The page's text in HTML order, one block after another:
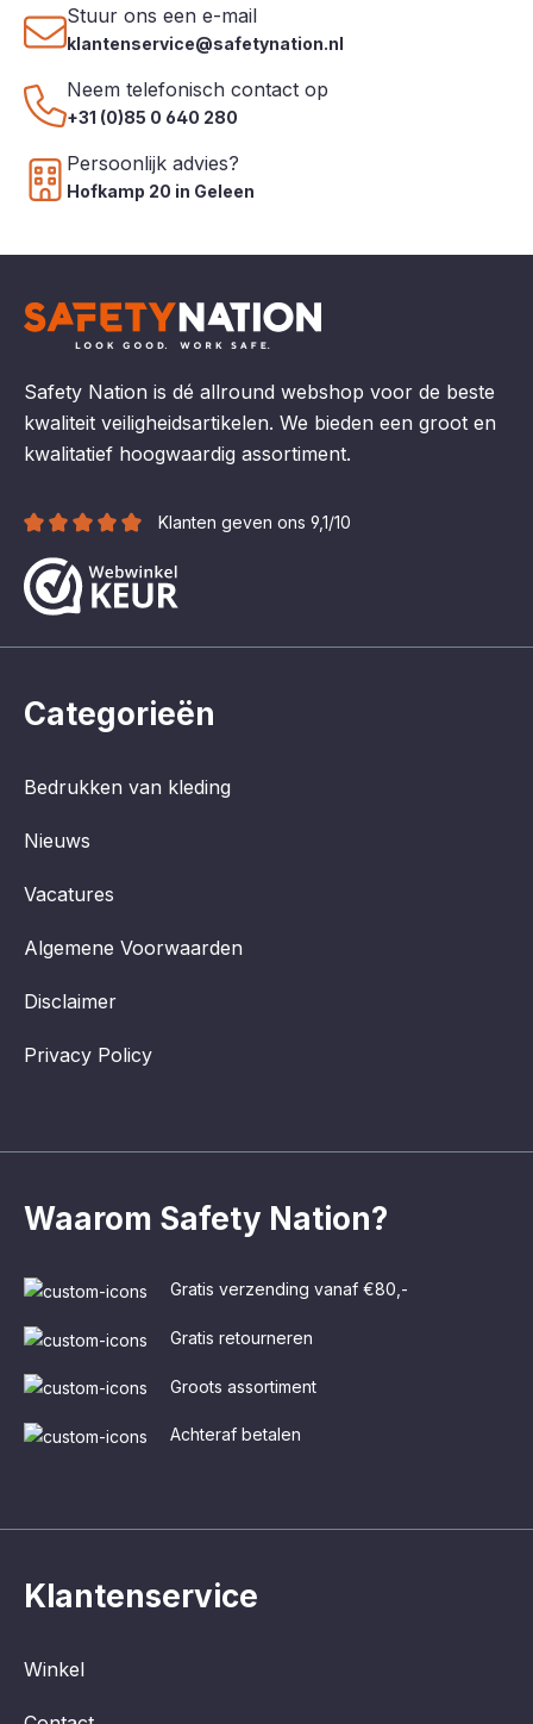
Stuur ons een e-mail
klantenservice@safetynation.nl
Neem telefonisch contact op
+31 (0)85 0 640 280
Persoonlijk advies?
Hofkamp 20 in Geleen
Safety Nation is dé allround webshop voor de beste
kwaliteit veiligheidsartikelen. We bieden een groot en
kwalitatief hoogwaardig assortiment.
Klanten geven ons 9,1/10
Klantenservice
Winkel
Waarom Safety Nation?
Gratis verzending vanaf €80,-
Gratis retourneren
Groots assortiment
Achteraf betalen
Categorieën
Bedrukken van kleding
Nieuws
Vacatures
Algemene Voorwaarden
Disclaimer
Privacy Policy